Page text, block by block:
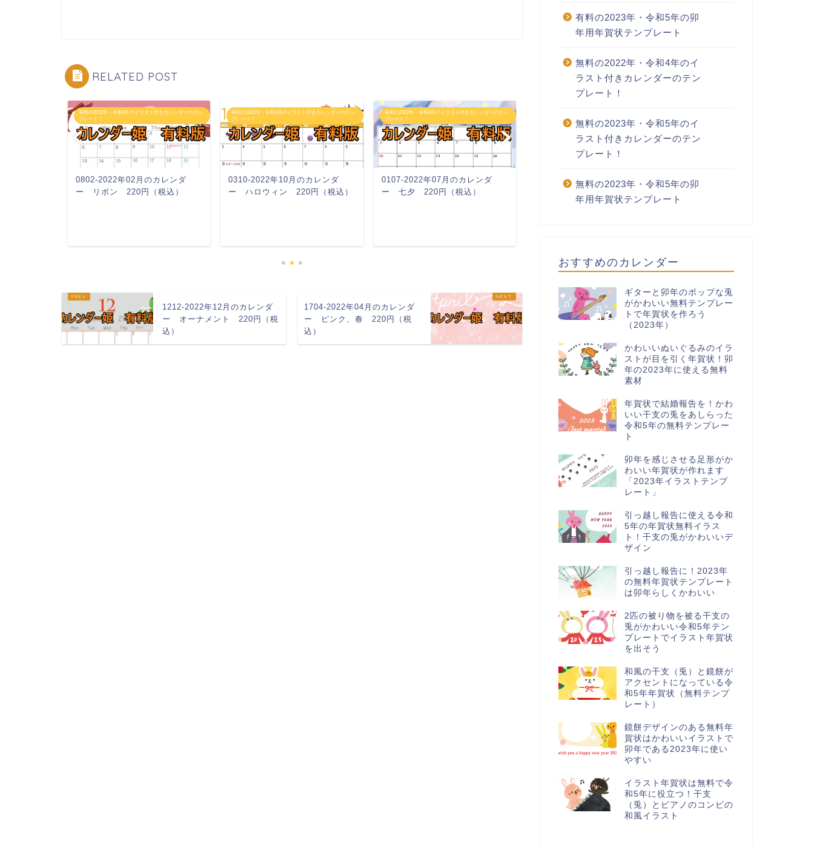
RELATED POST
有料の2022年・令和4年のイラスト付きカレンダーのテン
プレート！
0802-2022年02月のカレンダ
ー リボン 220円（税込）
有料の2022年・令和4年のイラスト付きカレンダーのテン
プレート！
0310-2022年10月のカレンダ
ー ハロウィン 220円（税込）
有料の2022年・令和4年のイラスト付きカレンダーのテン
プレート！
0107-2022年07月のカレンダ
ー 七夕 220円（税込）
0802-2022年02月のカレンダ
ー リボン 220円（税込）
プレート！
0310-2022年10月のカレンダ
ー ハロウィン 220円（税込）
1212-2022年12月のカレンダ
ー オーナメント 220円（税
込）
1704-2022年04月のカレンダ
ー ピンク、春 220円（税
込）
有料の2023年・令和5年の卯
年用年賀状テンプレート
無料の2022年・令和4年のイ
ラスト付きカレンダーのテン
プレート！
無料の2023年・令和5年のイ
ラスト付きカレンダーのテン
プレート！
無料の2023年・令和5年の卯
年用年賀状テンプレート
おすすめのカレンダー
ギターと卯年のポップな兎
がかわいい無料テンプレー
トで年賀状を作ろう
（2023年）
かわいいぬいぐるみのイラ
ストが目を引く年賀状！卯
年の2023年に使える無料
素材
年賀状で結婚報告を！かわ
いい干支の兎をあしらった
令和5年の無料テンプレー
ト
卯年を感じさせる足形がか
わいい年賀状が作れます
「2023年イラストテンプ
レート」
引っ越し報告に使える令和
5年の年賀状無料イラス
ト！干支の兎がかわいいデ
ザイン
引っ越し報告に！2023年
の無料年賀状テンプレート
は卯年らしくかわいい
2匹の被り物を被る干支の
兎がかわいい令和5年テン
プレートでイラスト年賀状
を出そう
和風の干支（兎）と鏡餅が
アクセントになっている令
和5年年賀状（無料テンプ
レート）
鏡餅デザインのある無料年
賀状はかわいいイラストで
卯年である2023年に使い
やすい
イラスト年賀状は無料で令
和5年に役立つ！干支
（兎）とピアノのコンビの
和風イラスト